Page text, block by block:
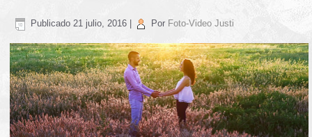
Publicado 21 julio, 2016 Por Foto-Video Justi